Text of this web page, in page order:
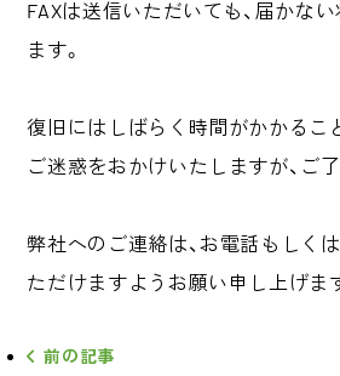
FAXは送信いただいても、届かな
ます。
復旧にはしばらく時間がかかるこ
ご迷惑をおかけいたしますが、ご了
弊社へのご連絡は、お電話もしく
ただけますようお願い申し上げま
前の記事